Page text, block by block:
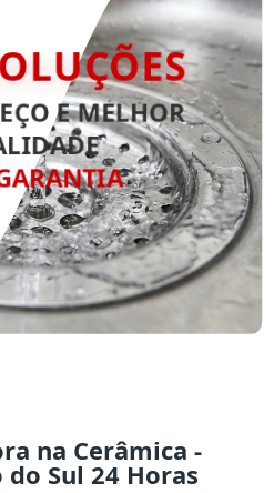
E MELHOR
na Cerâmica -
do Sul 24 Horas